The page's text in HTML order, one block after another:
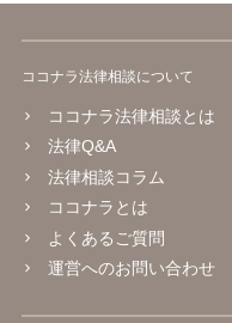
ココナラ法律相談について
ココナラ法律相談とは
法律Q&A
法律相談コラム
ココナラとは
よくあるご質問
運営へのお問い合わせ